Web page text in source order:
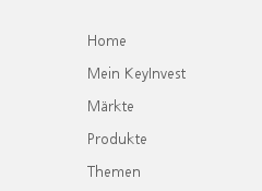
Home
Mein KeyInvest
Märkte
Produkte
Themen